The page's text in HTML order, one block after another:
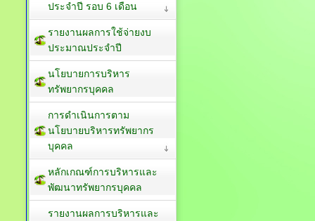
ประจำปี รอบ 6 เดือน
รายงานผลการใช้จ่ายงบ
ประมาณประจำปี
นโยบายการบริหาร
ทรัพยากรบุคคล
การดำเนินการตาม
นโยบายบริหารทรัพยากร
บุคคล
หลักเกณฑ์การบริหารและ
พัฒนาทรัพยากรบุคคล
รายงานผลการบริหารและ